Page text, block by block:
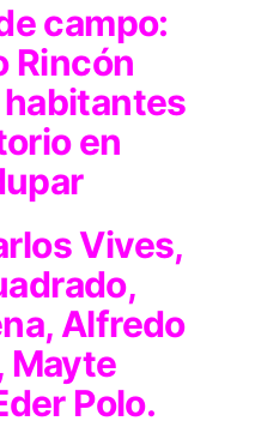
campo:
Rincón
en
Vives,
Alfredo
Mayte
Polo.